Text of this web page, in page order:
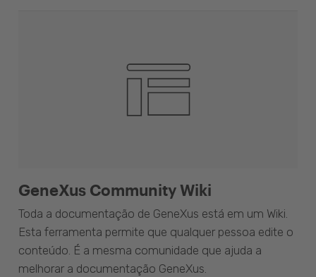
GeneXus Community Wiki
Toda a documentação de GeneXus está em um Wiki.
Esta ferramenta permite que qualquer pessoa edite o
conteúdo. É a mesma comunidade que ajuda a
melhorar a documentação GeneXus.